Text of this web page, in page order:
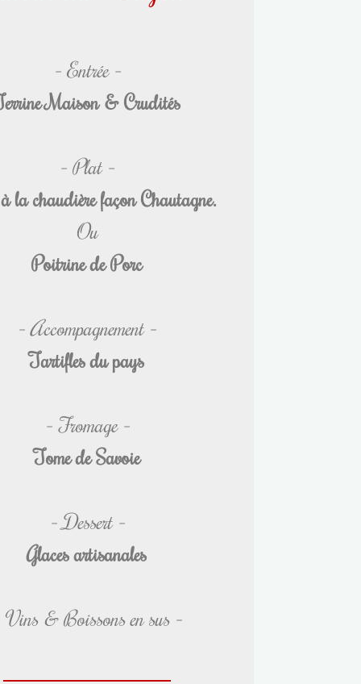
– Entrée –
Maison & Crudités
– Plat –
la chaudière façon Chautagne.
Ou
Poitrine de Porc
– Accompagnement –
Tartifles du pays
– Fromage –
Tome de Savoie
– Dessert –
Glaces artisanales
Vins & Boissons en sus –